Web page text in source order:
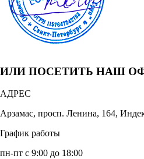
ИЛИ ПОСЕТИТЬ НАШ
АДРЕС
Арзамас, просп. Ленина, 164,
График работы
пн-пт с 9:00 до 18:00